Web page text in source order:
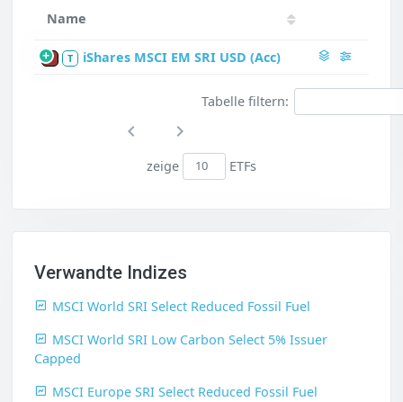
Name
P T iShares MSCI EM SRI USD (Acc)
Tabelle filtern:
zeige ETFs
Verwandte Indizes
MSCI World SRI Select Reduced Fossil Fuel
MSCI World SRI Low Carbon Select 5% Issuer
Capped
MSCI Europe SRI Select Reduced Fossil Fuel